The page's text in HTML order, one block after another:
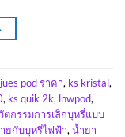
jues pod ราคา, ks kristal,
, ks quik 2k, lnwpod,
ตกรรมการเลิกบุหรี่แบบ
ยกับบุหรี่ไฟฟ้า, น้ำยา